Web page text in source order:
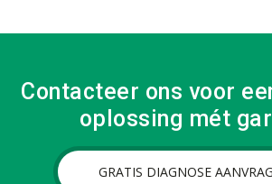
Contacteer ons voor
oplossing mét
GRATIS DIAGNOSE